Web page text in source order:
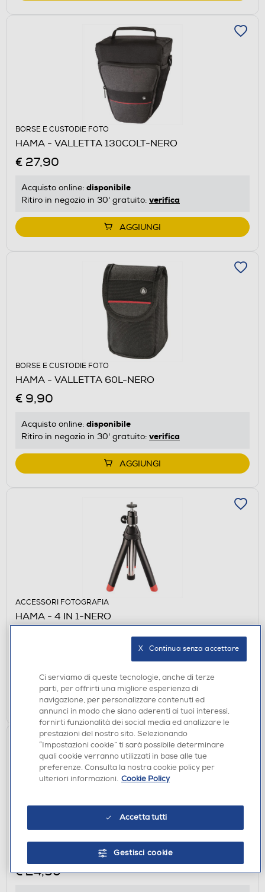
BORSE E CUSTODIE FOTO
HAMA - VALLETTA 130COLT-NERO
€ 27,90
Acquisto online: disponibile
Ritiro in negozio in 30' gratuito: verifica
AGGIUNGI
BORSE E CUSTODIE FOTO
HAMA - VALLETTA 60L-NERO
€ 9,90
Acquisto online: disponibile
Ritiro in negozio in 30' gratuito: verifica
AGGIUNGI
ACCESSORI FOTOGRAFIA
HAMA - 4 IN 1-NERO
Ritiro in negozio in 30' gratuito: verifica
AGGIUNGI
POLAROID - NOW BAG-White
€ 24,90
Ci serviamo di queste tecnologie, anche di terze
parti, per offrirti una migliore esperienza di
navigazione, per personalizzare contenuti ed
annunci in modo che siano aderenti ai tuoi interessi,
fornirti funzionalità dei social media ed analizzare le
prestazioni del nostro sito. Selezionando
“Impostazioni cookie” ti sarà possibile determinare
quali cookie verranno utilizzati in base alle tue
preferenze. Consulta la nostra cookie policy per
ulteriori informazioni. Cookie Policy
Accetta tutti
Gestisci cookie
X   Continua senza accettare